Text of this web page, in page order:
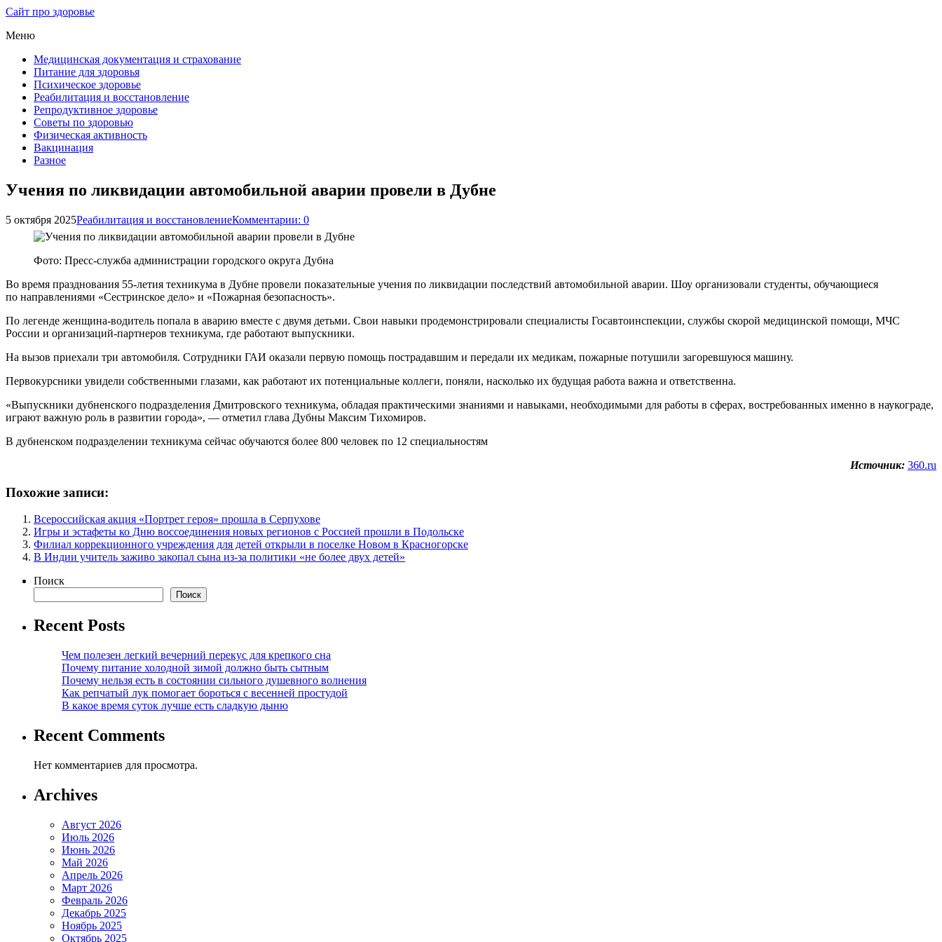
Сайт про здоровье
Меню
Медицинская документация и страхование
Питание для здоровья
Психическое здоровье
Реабилитация и восстановление
Репродуктивное здоровье
Советы по здоровью
Физическая активность
Вакцинация
Разное
Учения по ликвидации автомобильной аварии провели в Дубне
5 октября 2025Реабилитация и восстановлениеКомментарии: 0
Фото: Пресс-служба администрации городского округа Дубна
Во время празднования 55-летия техникума в Дубне провели показательные учения по ликвидации последствий автомобильной аварии. Шоу организовали студенты, обучающиеся
по направлениями «Сестринское дело» и «Пожарная безопасность».
По легенде женщина-водитель попала в аварию вместе с двумя детьми. Свои навыки продемонстрировали специалисты Госавтоинспекции, службы скорой медицинской помощи, МЧС
России и организаций-партнеров техникума, где работают выпускники.
На вызов приехали три автомобиля. Сотрудники ГАИ оказали первую помощь пострадавшим и передали их медикам, пожарные потушили загоревшуюся машину.
Первокурсники увидели собственными глазами, как работают их потенциальные коллеги, поняли, насколько их будущая работа важна и ответственна.
«Выпускники дубненского подразделения Дмитровского техникума, обладая практическими знаниями и навыками, необходимыми для работы в сферах, востребованных именно в наукограде,
играют важную роль в развитии города», — отметил глава Дубны Максим Тихомиров.
В дубненском подразделении техникума сейчас обучаются более 800 человек по 12 специальностям
Источник: 360.ru
Похожие записи:
Всероссийская акция «Портрет героя» прошла в Серпухове
Игры и эстафеты ко Дню воссоединения новых регионов с Россией прошли в Подольске
Филиал коррекционного учреждения для детей открыли в поселке Новом в Красногорске
В Индии учитель заживо закопал сына из-за политики «не более двух детей»
Поиск
Поиск
Recent Posts
Чем полезен легкий вечерний перекус для крепкого сна
Почему питание холодной зимой должно быть сытным
Почему нельзя есть в состоянии сильного душевного волнения
Как репчатый лук помогает бороться с весенней простудой
В какое время суток лучше есть сладкую дыню
Recent Comments
Нет комментариев для просмотра.
Archives
Август 2026
Июль 2026
Июнь 2026
Май 2026
Апрель 2026
Март 2026
Февраль 2026
Декабрь 2025
Ноябрь 2025
Октябрь 2025